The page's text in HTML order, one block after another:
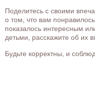
Поделитесь с своими
о том, что вам
показалось интересным
детьми, расскажите об их
Будьте корректны, и